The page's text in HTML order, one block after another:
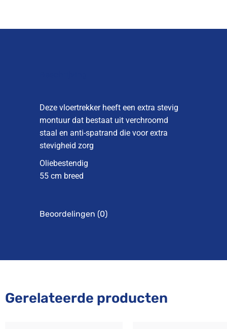
Deze vloertrekker heeft een extra stevig
montuur dat bestaat uit verchroomd
staal en anti-spatrand die voor extra
stevigheid zorg
Oliebestendig
55 cm breed
Beoordelingen (0)
Gerelateerde producten